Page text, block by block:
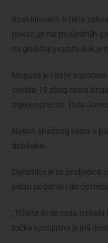
Rast kineskih tržišta
pokazuje niz posljednjih
na godišnjoj razini, dok je
Moguće je i dalje
covida-19 zbog rasta
trguje oprezno. Dow
Nakon snažnog rasta u
dobitaka.
Djelomice je to posljedica
jedan podatak i da će
„Tržišta bi se sada
točka vjerojatno je još